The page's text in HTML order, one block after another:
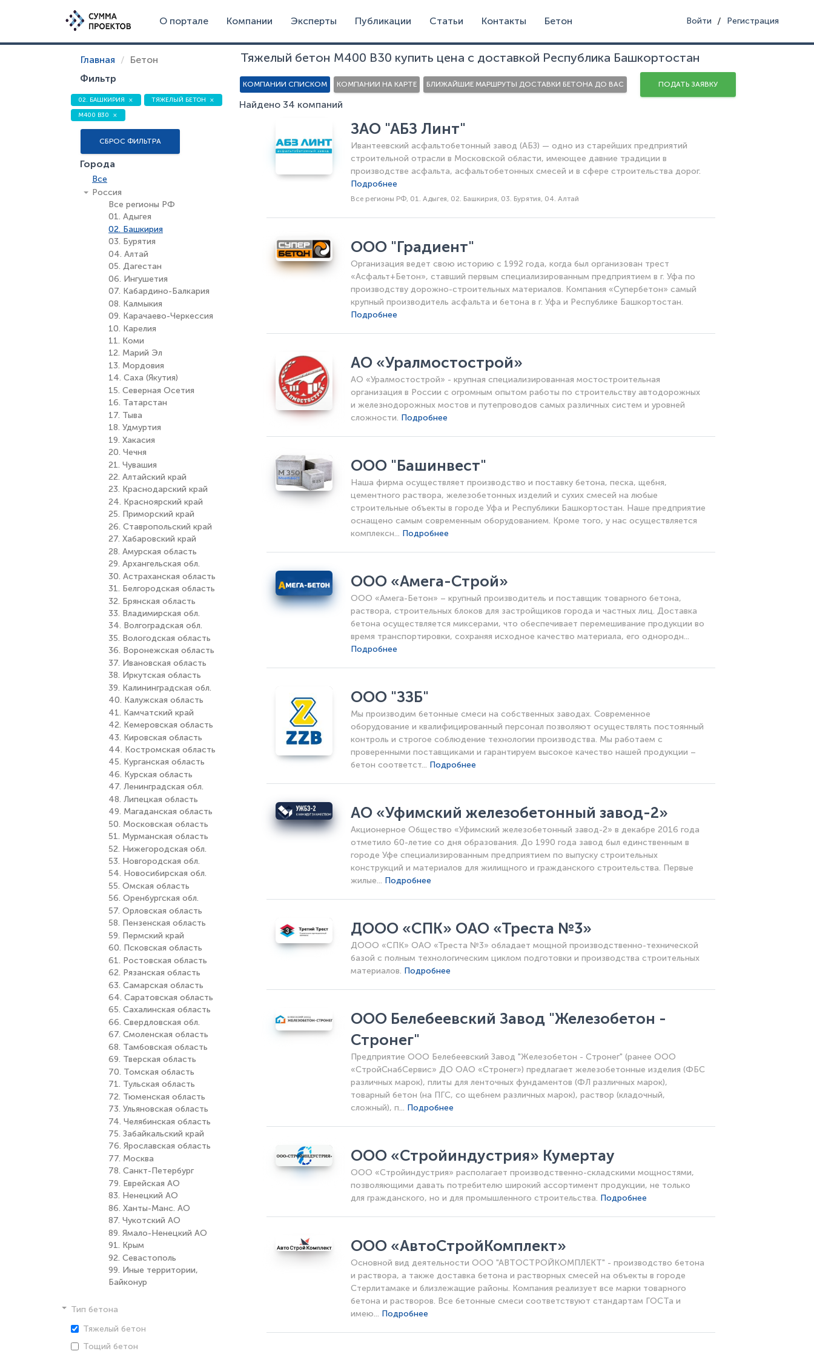
О портале Компании Эксперты Публикации Статьи Контакты Бетон Войти / Регистрация
Главная Бетон Тяжелый бетон М400 В30 купить цена с доставкой Республика Башкортостан
Фильтр
02. БАШКИРИЯ ТЯЖЕЛЫЙ БЕТОН
М400 В30
СБРОС ФИЛЬТРА
Города
Все
Россия
Все регионы РФ
01. Адыгея
02. Башкирия
03. Бурятия
04. Алтай
05. Дагестан
06. Ингушетия
07. Кабардино-Балкария
08. Калмыкия
09. Карачаево-Черкессия
10. Карелия
11. Коми
12. Марий Эл
13. Мордовия
14. Саха (Якутия)
15. Северная Осетия
16. Татарстан
17. Тыва
18. Удмуртия
19. Хакасия
20. Чечня
21. Чувашия
22. Алтайский край
23. Краснодарский край
24. Красноярский край
25. Приморский край
26. Ставропольский край
27. Хабаровский край
28. Амурская область
29. Архангельская обл.
30. Астраханская область
31. Белгородская область
32. Брянская область
33. Владимирская обл.
34. Волгоградская обл.
35. Вологодская область
36. Воронежская область
37. Ивановская область
38. Иркутская область
39. Калининградская обл.
40. Калужская область
41. Камчатский край
42. Кемеровская область
43. Кировская область
44. Костромская область
45. Курганская область
46. Курская область
47. Ленинградская обл.
48. Липецкая область
49. Магаданская область
50. Московская область
51. Мурманская область
52. Нижегородская обл.
53. Новгородская обл.
54. Новосибирская обл.
55. Омская область
56. Оренбургская обл.
57. Орловская область
58. Пензенская область
59. Пермский край
60. Псковская область
61. Ростовская область
62. Рязанская область
63. Самарская область
64. Саратовская область
65. Сахалинская область
66. Свердловская обл.
67. Смоленская область
68. Тамбовская область
69. Тверская область
70. Томская область
71. Тульская область
72. Тюменская область
73. Ульяновская область
74. Челябинская область
75. Забайкальский край
76. Ярославская область
77. Москва
78. Санкт-Петербург
79. Еврейская АО
83. Ненецкий АО
86. Ханты-Манс. АО
87. Чукотский АО
89. Ямало-Ненецкий АО
91. Крым
92. Севастополь
99. Иные территории,
Байконур
Тип бетона
Тяжелый бетон
Тощий бетон
КОМПАНИИ СПИСКОМ КОМПАНИИ НА КАРТЕ БЛИЖАЙШИЕ МАРШРУТЫ ДОСТАВКИ БЕТОНА ДО ВАС ПОДАТЬ ЗАЯВКУ
Найдено 34 компаний
ЗАО "АБЗ Линт"
Ивантеевский асфальтобетонный завод (АБЗ) — одно из старейших предприятий
строительной отрасли в Московской области, имеющее давние традиции в
производстве асфальта, асфальтобетонных смесей и в сфере строительства дорог.
Подробнее
Все регионы РФ, 01. Адыгея, 02. Башкирия, 03. Бурятия, 04. Алтай
ООО "Градиент"
Организация ведет свою историю с 1992 года, когда был организован трест
«Асфальт+Бетон», ставший первым специализированным предприятием в г. Уфа по
производству дорожно-строительных материалов. Компания «Супербетон» самый
крупный производитель асфальта и бетона в г. Уфа и Республике Башкортостан.
Подробнее
АО «Уралмостострой»
АО «Уралмостострой» - крупная специализированная мостостроительная
организация в России с огромным опытом работы по строительству автодорожных
и железнодорожных мостов и путепроводов самых различных систем и уровней
сложности. Подробнее
ООО "Башинвест"
Наша фирма осуществляет производство и поставку бетона, песка, щебня,
цементного раствора, железобетонных изделий и сухих смесей на любые
строительные объекты в городе Уфа и Республики Башкортостан. Наше предприятие
оснащено самым современным оборудованием. Кроме того, у нас осуществляется
комплексн... Подробнее
ООО «Амега-Строй»
ООО «Амега-Бетон» – крупный производитель и поставщик товарного бетона,
раствора, строительных блоков для застройщиков города и частных лиц. Доставка
бетона осуществляется миксерами, что обеспечивает перемешивание продукции во
время транспортировки, сохраняя исходное качество материала, его однородн...
Подробнее
ООО "ЗЗБ"
Мы производим бетонные смеси на собственных заводах. Современное
оборудование и квалифицированный персонал позволяют осуществлять постоянный
контроль и строгое соблюдение технологии производства. Мы работаем с
проверенными поставщиками и гарантируем высокое качество нашей продукции –
бетон соответст... Подробнее
АО «Уфимский железобетонный завод-2»
Акционерное Общество «Уфимский железобетонный завод-2» в декабре 2016 года
отметило 60-летие со дня образования. До 1990 года завод был единственным в
городе Уфе специализированным предприятием по выпуску строительных
конструкций и материалов для жилищного и гражданского строительства. Первые
жилые... Подробнее
ДООО «СПК» ОАО «Треста №3»
ДООО «СПК» ОАО «Треста №3» обладает мощной производственно-технической
базой с полным технологическим циклом подготовки и производства строительных
материалов. Подробнее
ООО Белебеевский Завод "Железобетон -
Стронег"
Предприятие ООО Белебеевский Завод "Железобетон - Стронег" (ранее ООО
«СтройСнабСервис» ДО ОАО «Стронег») предлагает железобетонные изделия (ФБС
различных марок), плиты для ленточных фундаментов (ФЛ различных марок),
товарный бетон (на ПГС, со щебнем различных марок), раствор (кладочный,
сложный), п... Подробнее
ООО «Стройиндустрия» Кумертау
ООО «Стройиндустрия» располагает производственно-складскими мощностями,
позволяющими давать потребителю широкий ассортимент продукции, не только
для гражданского, но и для промышленного строительства. Подробнее
ООО «АвтоСтройКомплект»
Основной вид деятельности ООО "АВТОСТРОЙКОМПЛЕКТ" - производство бетона
и раствора, а также доставка бетона и растворных смесей на объекты в городе
Стерлитамаке и близлежащие районы. Компания реализует все марки товарного
бетона и растворов. Все бетонные смеси соответствуют стандартам ГОСТа и
имею... Подробнее